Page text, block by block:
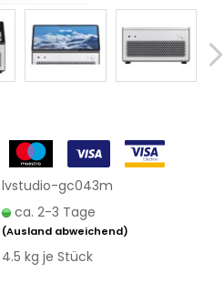
lvstudio-gc043m
ca. 2-3 Tage
(Ausland abweichend)
4.5 kg je Stück